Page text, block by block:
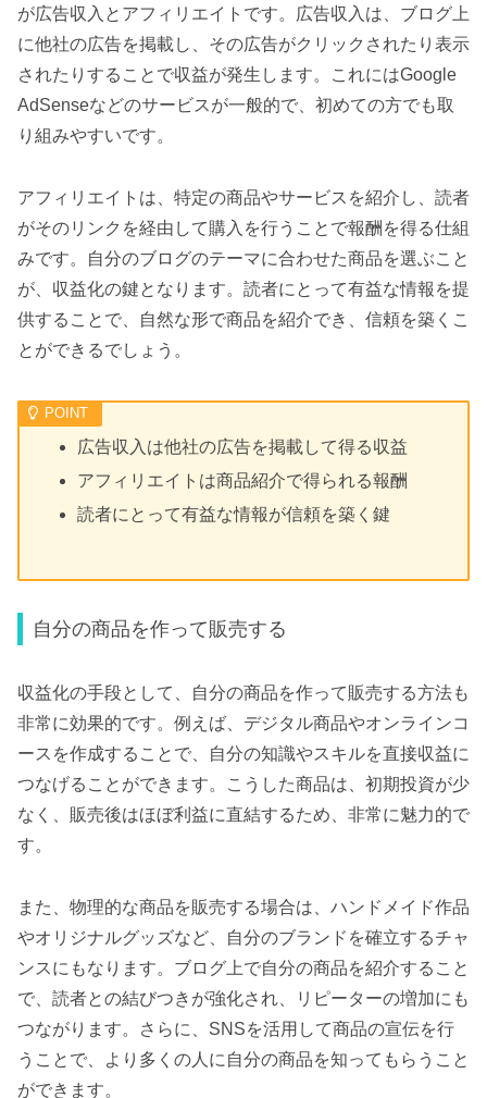
が広告収入とアフィリエイトです。広告収入は、ブログ上
に他社の広告を掲載し、その広告がクリックされたり表示
されたりすることで収益が発生します。これにはGoogle
AdSenseなどのサービスが一般的で、初めての方でも取
り組みやすいです。
アフィリエイトは、特定の商品やサービスを紹介し、読者
がそのリンクを経由して購入を行うことで報酬を得る仕組
みです。自分のブログのテーマに合わせた商品を選ぶこと
が、収益化の鍵となります。読者にとって有益な情報を提
供することで、自然な形で商品を紹介でき、信頼を築くこ
とができるでしょう。
広告収入は他社の広告を掲載して得る収益
アフィリエイトは商品紹介で得られる報酬
読者にとって有益な情報が信頼を築く鍵
自分の商品を作って販売する
収益化の手段として、自分の商品を作って販売する方法も
非常に効果的です。例えば、デジタル商品やオンラインコ
ースを作成することで、自分の知識やスキルを直接収益に
つなげることができます。こうした商品は、初期投資が少
なく、販売後はほぼ利益に直結するため、非常に魅力的で
す。
また、物理的な商品を販売する場合は、ハンドメイド作品
やオリジナルグッズなど、自分のブランドを確立するチャ
ンスにもなります。ブログ上で自分の商品を紹介すること
で、読者との結びつきが強化され、リピーターの増加にも
つながります。さらに、SNSを活用して商品の宣伝を行
うことで、より多くの人に自分の商品を知ってもらうこと
ができます。